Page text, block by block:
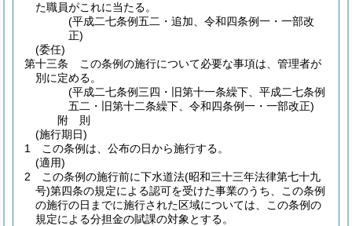
た職員がこれに当たる。
(平成二七条例五二・追加、令和四条例一・一部改
正)
(委任)
第十三条
この条例の施行について必要な事項は、管理者が
別に定める。
(平成二七条例三四・旧第十一条繰下、平成二七条例
五二・旧第十二条繰下、令和四条例一・一部改正)
附 則
(施行期日)
1
この条例は、公布の日から施行する。
(適用)
2
この条例の施行前に下水道法(昭和三十三年法律第七十九
号)第四条の規定による認可を受けた事業のうち、この条例
の施行の日までに施行された区域については、この条例の
規定による分担金の賦課の対象とする。